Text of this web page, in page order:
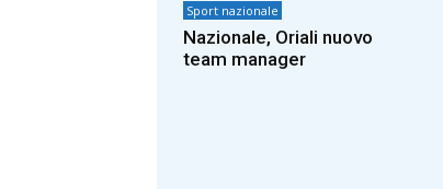
Sport nazionale
Nazionale, Oriali nuovo
team manager